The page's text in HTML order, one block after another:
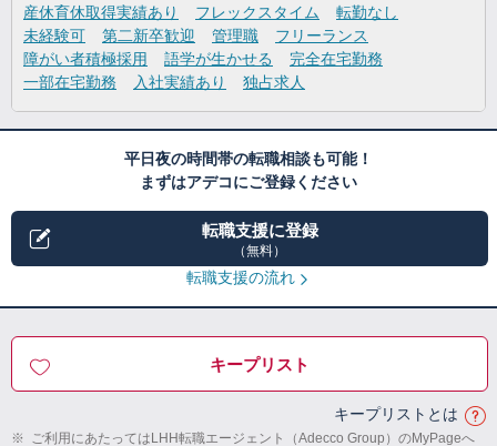
産休育休取得実績あり
フレックスタイム
転勤なし
未経験可
第二新卒歓迎 管理職
フリーランス
障がい者積極採用
語学が生かせる
完全在宅勤務
一部在宅勤務
入社実績あり 独占求人
平日夜の時間帯の転職相談も可能！
まずはアデコにご登録ください
転職支援に登録
（無料）
転職支援の流れ
キープリスト
キープリストとは
※ ご利用にあたってはLHH転職エージェント（Adecco Group）のMyPageへ